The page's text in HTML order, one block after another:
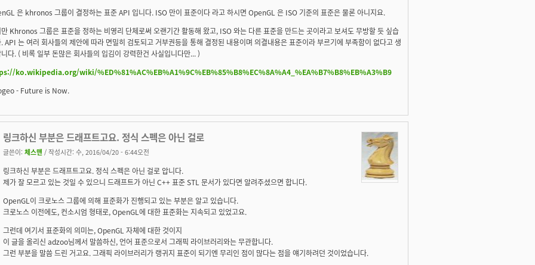
은 khronos 그룹이 결정하는 표준 API 입니다. ISO 만이 표준이다 라고 하시면 OpenGL 은 ISO 기준의 표준은 물론 아니지요.
Khronos 그룹은 표준을 정하는 비영리 단체로써 오랜기간 활동해 왔고, ISO 와는 다른 표준을 만드는 곳이라고 보셔도 무방할 듯 싶습
API 는 여러 회사들의 제안에 따라 면밀히 검토되고 거부권등을 통해 결정된 내용이며 의결내용은 표준이라 부르기에 부족함이 없다고 생
다. ( 비록 일부 돈많은 회사들의 입김이 강력한건 사실입니다만... )
ko.wikipedia.org/wiki/%ED%81%AC%EB%A1%9C%EB%85%B8%EC%8A%A4_%EA%B7%B8%EB%A3%B9
- Future is Now.
링크하신 부분은 드래프트고요. 정식 스펙은 아닌 걸로
글쓴이: 체스맨 / 작성시간: 수, 2016/04/20 - 6:44오전
링크하신 부분은 드래프트고요. 정식 스펙은 아닌 걸로 압니다.
제가 잘 모르고 있는 것일 수 있으니 드래프트가 아닌 C++ 표준 STL 문서가 있다면 알려주셨으면 합니다.
OpenGL이 크로노스 그룹에 의해 표준화가 진행되고 있는 부분은 알고 있습니다.
크로노스 이전에도, 컨소시엄 형태로, OpenGL에 대한 표준화는 지속되고 있었고요.
그런데 여기서 표준화의 의미는, OpenGL 자체에 대한 것이지
이 글을 올리신 adzoo님께서 말씀하신, 언어 표준으로서 그래픽 라이브러리와는 무관합니다.
그런 부분을 말씀 드린 거고요. 그래픽 라이브러리가 랭귀지 표준이 되기엔 무리인 점이 많다는 점을 얘기하려던 것이었습니다.